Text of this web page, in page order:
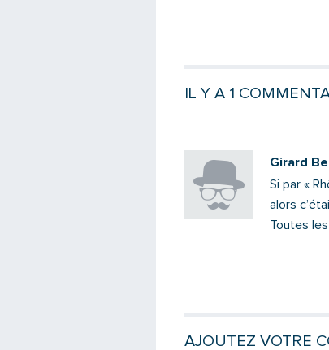
IL Y A 1
Girard
Si par «
alors
Toutes
AJOUTEZ VOTRE